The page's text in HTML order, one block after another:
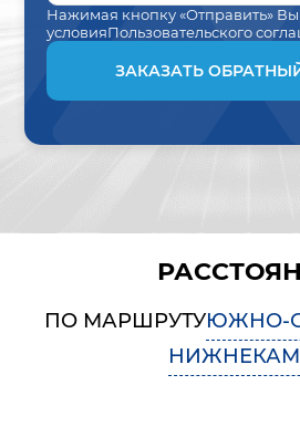
Нажимая кнопку «Отправить»
условияПользовательского
ЗАКАЗАТЬ
ПО МАРШРУТУЮЖНО-